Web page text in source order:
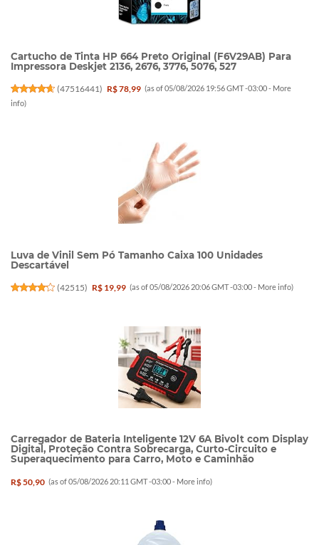
Cartucho de Tinta HP 664 Preto Original (F6V29AB) Para
Impressora Deskjet 2136, 2676, 3776, 5076, 527
(47516441) R$ 78,99 (as of 05/08/2026 19:56 GMT -03:00 - More
info)
Luva de Vinil Sem Pó Tamanho Caixa 100 Unidades
Descartável
(42515) R$ 19,99 (as of 05/08/2026 20:06 GMT -03:00 - More info)
Carregador de Bateria Inteligente 12V 6A Bivolt com Display
Digital, Proteção Contra Sobrecarga, Curto-Circuito e
Superaquecimento para Carro, Moto e Caminhão
R$ 50,90 (as of 05/08/2026 20:11 GMT -03:00 - More info)